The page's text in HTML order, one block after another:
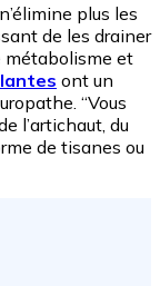
plus les
de les drainer
métabolisme et
ont un
“Vous
l’artichaut, du
de tisanes ou